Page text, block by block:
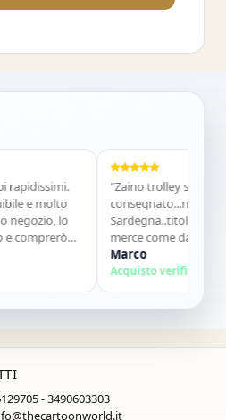
lo
"Zaino trolley stitch ordinato
consegnato...nonostante mi
Sardegna..titolare disponibile
merce come da descrizione
ottimo...sito super
Acquisto verificato
- 3490603303